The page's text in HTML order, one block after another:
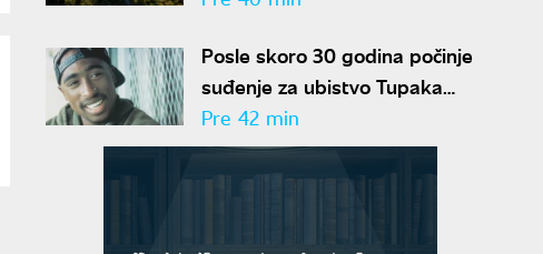
Posle skoro 30 godina počinje
suđenje za ubistvo Tupaka
Šakura: Isplivali novi detalji
Pre 42 min